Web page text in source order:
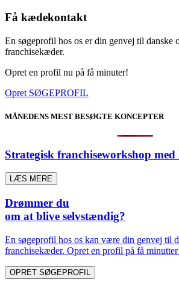
Få kædekontakt
En søgeprofil hos os er din genvej til danske
franchisekæder.
Opret en profil nu på få minuter!
Opret SØGEPROFIL
MÅNEDENS MEST BESØGTE KONCEPTER
Strategisk franchiseworkshop
LÆS MERE
Drømmer du
om at blive selvstændig?
En søgeprofil hos os kan være din genvej til
franchisekæder. Opret en profil på få
OPRET SØGEPROFIL